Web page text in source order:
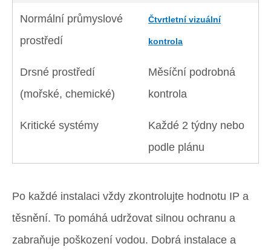
Normální průmyslové
prostředí
Čtvrtletní vizuální
kontrola
Drsné prostředí
(mořské, chemické)
Měsíční podrobná
kontrola
Kritické systémy
Každé 2 týdny nebo
podle plánu
Po každé instalaci vždy zkontrolujte hodnotu IP a
těsnění. To pomáhá udržovat silnou ochranu a
zabraňuje poškození vodou. Dobrá instalace a